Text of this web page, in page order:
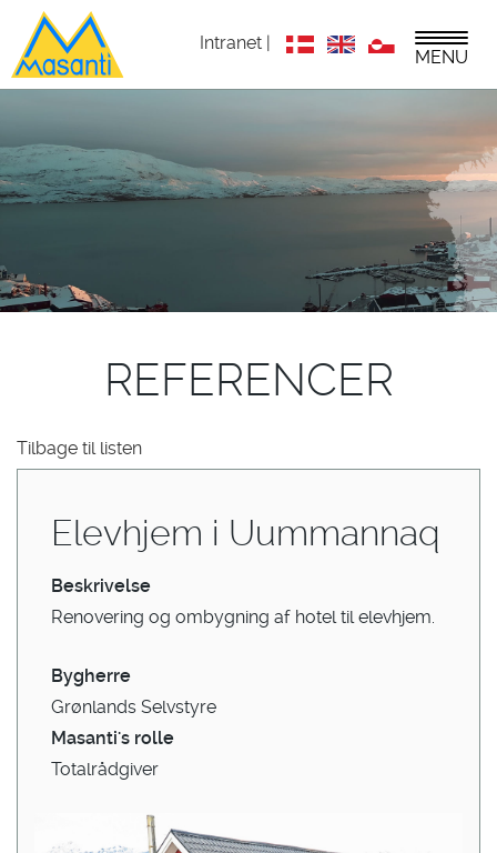
Intranet |
REFERENCER
Tilbage til listen
Elevhjem i Uummannaq
Beskrivelse
Renovering og ombygning af hotel til elevhjem.
Bygherre
Grønlands Selvstyre
Masanti's rolle
Totalrådgiver
MENU